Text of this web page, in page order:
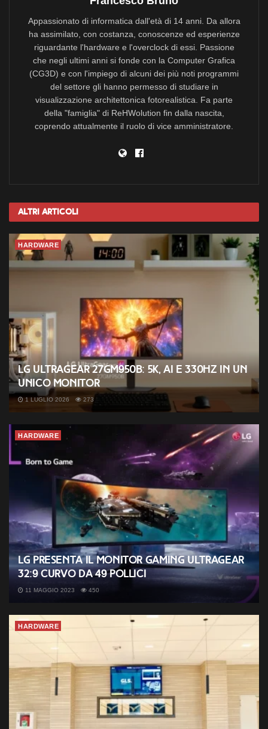
Appassionato di informatica dall'età di 14 anni. Da allora
ha assimilato, con costanza, conoscenze ed esperienze
riguardante l'hardware e l'overclock di essi. Passione
che negli ultimi anni si fonde con la Computer Grafica
(CG3D) e con l'impiego di alcuni dei più noti programmi
del settore gli hanno permesso di studiare in
visualizzazione architettonica fotorealistica. Fa parte
della "famiglia" di ReHWolution fin dalla nascita,
coprendo attualmente il ruolo di vice amministratore.
Altri Articoli
HARDWARE
LG UltraGear 27GM950B: 5K, AI e 330Hz in un
unico monitor
1 LUGLIO 2026 273
HARDWARE
LG presenta il monitor gaming UltraGear
32:9 curvo da 49 pollici
11 MAGGIO 2023 450
HARDWARE